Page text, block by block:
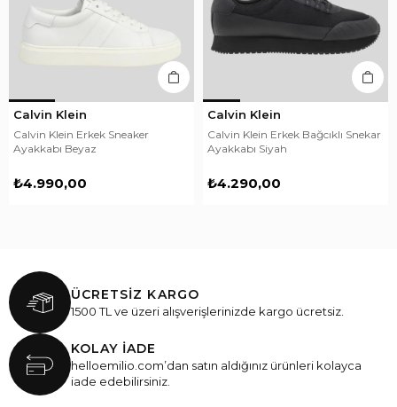
Calvin Klein
Calvin Klein Erkek Sneaker
Ayakkabı Beyaz
₺4.990,00
Calvin Klein
Calvin Klein Erkek Bağcıklı Snekar
Ayakkabı Siyah
₺4.290,00
ÜCRETSİZ KARGO
1500 TL ve üzeri alışverişlerinizde kargo ücretsiz.
KOLAY İADE
helloemilio.com’dan satın aldığınız ürünleri kolayca
iade edebilirsiniz.